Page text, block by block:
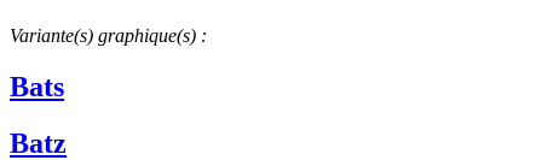
Variante(s) graphique(s) :
Bats
Batz